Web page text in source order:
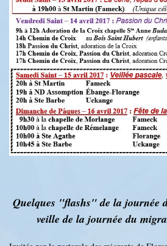
Quelques "flashs" de la journée
veille de la journée du